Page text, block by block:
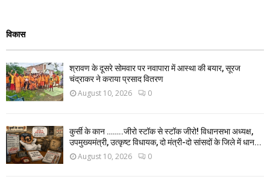
विकास
श्रावण के दूसरे सोमवार पर नवापारा में आस्था की बयार, सूरज
चंद्राकर ने कराया प्रसाद वितरण
August 10, 2026 0
कुर्सी के कान ……..जीरो स्टॉक से स्टॉक जीरो! विधानसभा अध्यक्ष,
उपमुख्यमंत्री, उत्कृष्ट विधायक, दो मंत्री-दो सांसदों के जिले में धान...
August 10, 2026 0